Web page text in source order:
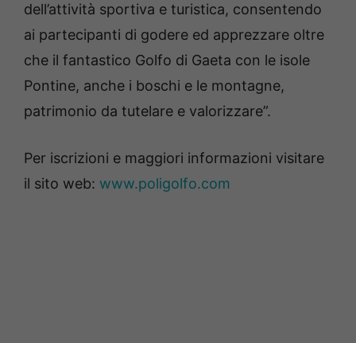
dell’attività sportiva e turistica, consentendo
ai partecipanti di godere ed apprezzare oltre
che il fantastico Golfo di Gaeta con le isole
Pontine, anche i boschi e le montagne,
patrimonio da tutelare e valorizzare”.
Per iscrizioni e maggiori informazioni visitare
il sito web: www.poligolfo.com